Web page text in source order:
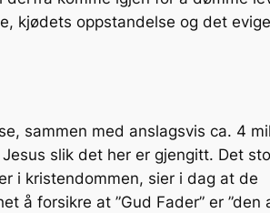
kjødets oppstandelse og det
sammen med anslagsvis ca. 4
slik det her er gjengitt. Det
i kristendommen, sier i dag at de
å forsikre at ”Gud Fader” er ”den